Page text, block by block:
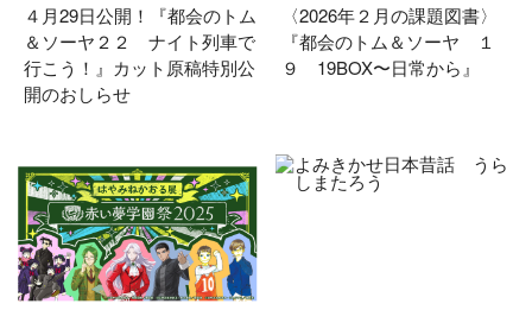
４月29日公開！『都会のトム
＆ソーヤ２２ ナイト列車で
行こう！』カット原稿特別公
開のおしらせ
〈2026年２月の課題図書〉
『都会のトム＆ソーヤ １
９ 19BOX〜日常から』